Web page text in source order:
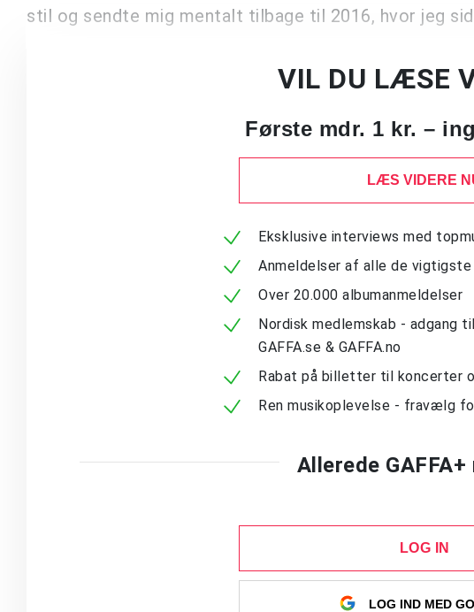
stil og sendte mig mentalt tilbage til 2016, hvor jeg
VIL DU LÆSE
Første mdr. 1 kr. –
LÆS VIDERE
Eksklusive interviews med
Anmeldelser af alle de
Over 20.000 albumanmeldelser
Nordisk medlemskab - adgang
GAFFA.se & GAFFA.no
Rabat på billetter til koncerter
Ren musikoplevelse - fravælg
Allerede GAFFA+
LOG IN
LOG IND MED